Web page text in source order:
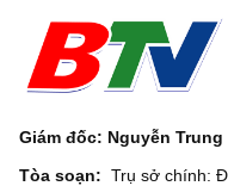
Giám đốc: Nguyễn Trung
Tòa soạn: Trụ sở chính: